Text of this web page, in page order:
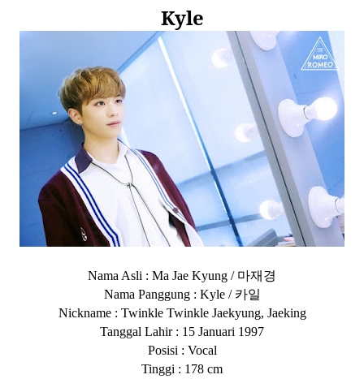
Kyle
Nama Asli : Ma Jae Kyung / 마재경
Nama Panggung : Kyle / 카일
Nickname : Twinkle Twinkle Jaekyung, Jaeking
Tanggal Lahir : 15 Januari 1997
Posisi : Vocal
Tinggi : 178 cm